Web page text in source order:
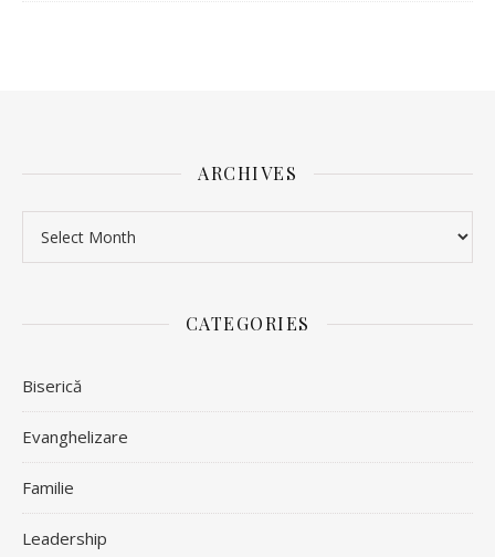
ARCHIVES
CATEGORIES
Biserică
Evanghelizare
Familie
Leadership